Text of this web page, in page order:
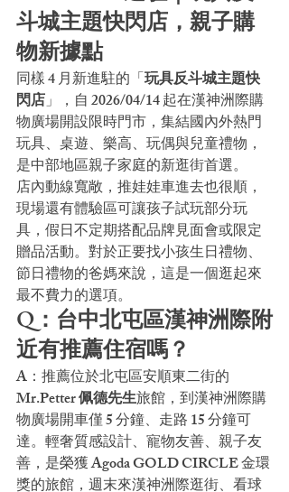
斗城主題快閃店，親子購
物新據點
同樣 4 月新進駐的「玩具反斗城主題快
閃店」，自 2026/04/14 起在漢神洲際購
物廣場開設限時門市，集結國內外熱門
玩具、桌遊、樂高、玩偶與兒童禮物，
是中部地區親子家庭的新逛街首選。
店內動線寬敞，推娃娃車進去也很順，
現場還有體驗區可讓孩子試玩部分玩
具，假日不定期搭配品牌見面會或限定
贈品活動。對於正要找小孩生日禮物、
節日禮物的爸媽來說，這是一個逛起來
最不費力的選項。
Q：台中北屯區漢神洲際附
近有推薦住宿嗎？
A：推薦位於北屯區安順東二街的
Mr.Petter 佩德先生旅館，到漢神洲際購
物廣場開車僅 5 分鐘、走路 15 分鐘可
達。輕奢質感設計、寵物友善、親子友
善，是榮獲 Agoda GOLD CIRCLE 金環